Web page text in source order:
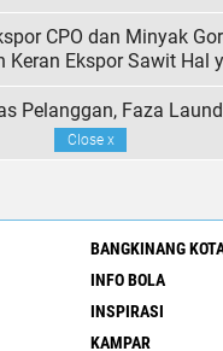
CPO dan Minyak
Keran Ekspor Sawit Hal
Pelanggan, Faza
BANGKINANG
INFO BOLA
INSPIRASI
KAMPAR
Close x